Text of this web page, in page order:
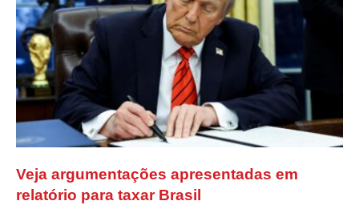
Veja argumentações apresentadas em
relatório para taxar Brasil